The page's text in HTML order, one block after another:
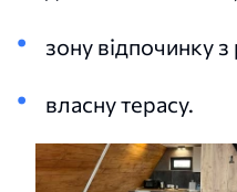
зону відпочинку
власну терасу.